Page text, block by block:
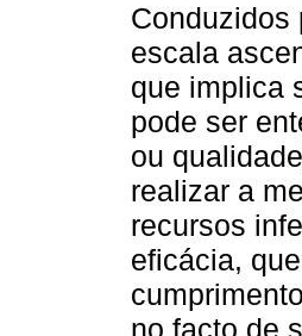
Conduzidos
escala
que implica
pode ser
ou
realizar a
recursos
eficácia,
no facto de